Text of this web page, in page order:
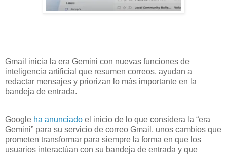
Gmail inicia la era Gemini con nuevas funciones de
inteligencia artificial que resumen correos, ayudan a
redactar mensajes y priorizan lo más importante en la
bandeja de entrada.
Google ha anunciado el inicio de lo que considera la “era
Gemini” para su servicio de correo Gmail, unos cambios que
prometen transformar para siempre la forma en que los
usuarios interactúan con su bandeja de entrada y que